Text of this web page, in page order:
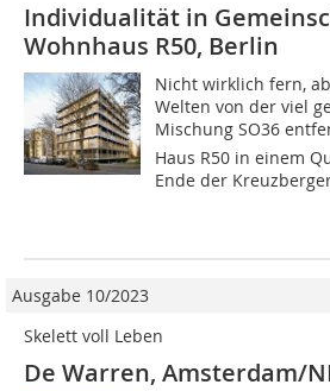
Individualität in
Wohnhaus R50, Berlin
Nicht wirklich fern,
Welten von der viel
Mischung SO36
Haus R50 in einem
Ende der
Ausgabe 10/2023
Skelett voll Leben
De Warren, Amsterdam/